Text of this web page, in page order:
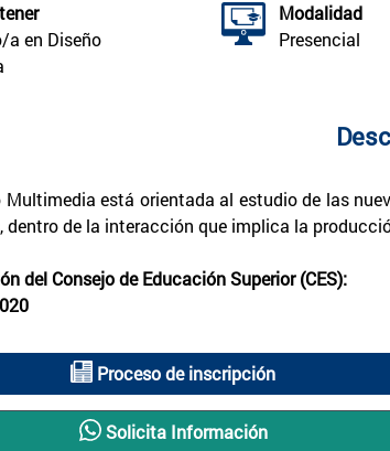
a en Diseño
Modalidad
Presencial
Multimedia está orientada al estudio de las
dentro de la interacción que implica la
del Consejo de Educación Superior (CES):
Proceso de inscripción
Solicita Información